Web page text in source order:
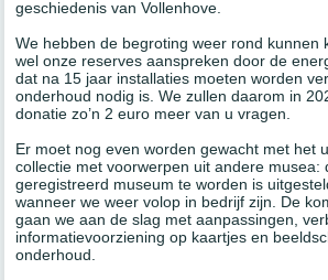
geschiedenis van Vollenhove.
We hebben de begroting weer rond kunnen
wel onze reserves aanspreken door de
dat na 15 jaar installaties moeten worden
onderhoud nodig is. We zullen daarom in
donatie zo’n 2 euro meer van u vragen.
Er moet nog even worden gewacht met het
collectie met voorwerpen uit andere musea:
geregistreerd museum te worden is
wanneer we weer volop in bedrijf zijn. De
gaan we aan de slag met aanpassingen,
informatievoorziening op kaartjes en
onderhoud.